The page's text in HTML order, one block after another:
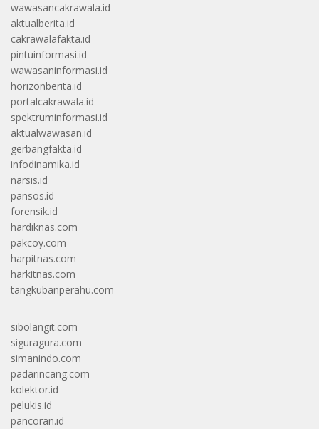
wawasancakrawala.id
aktualberita.id
cakrawalafakta.id
pintuinformasi.id
wawasaninformasi.id
horizonberita.id
portalcakrawala.id
spektruminformasi.id
aktualwawasan.id
gerbangfakta.id
infodinamika.id
narsis.id
pansos.id
forensik.id
hardiknas.com
pakcoy.com
harpitnas.com
harkitnas.com
tangkubanperahu.com
sibolangit.com
siguragura.com
simanindo.com
padarincang.com
kolektor.id
pelukis.id
pancoran.id